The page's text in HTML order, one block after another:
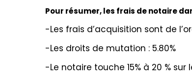
Pour résumer, les frais de notaire
-Les frais d’acquisition sont de
-Les droits de mutation : 5.80%
-Le notaire touche 15% à 20 %